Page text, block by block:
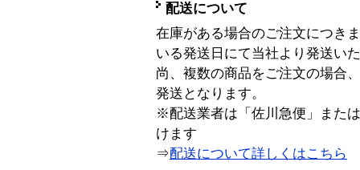
配送について
在庫がある場合のご注文につき
いる発送日にて当社より発送い
尚、複数の商品をご注文の場合
発送となります。
※配送業者は「佐川急便」また
けます
⇒配送について詳しくはこちら